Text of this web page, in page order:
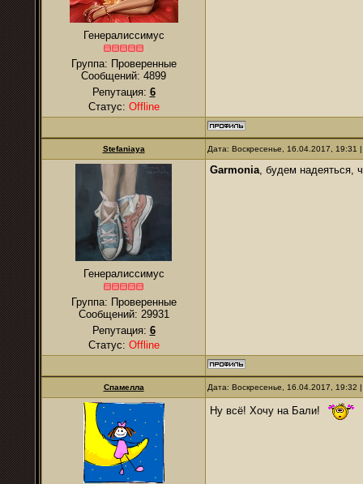
Генералиссимус
Группа: Проверенные
Сообщений: 4899
Репутация: 6
Статус: Offline
Stefaniaya Дата: Воскресенье, 16.04.2017,
Генералиссимус
Группа: Проверенные
Сообщений: 29931
Репутация: 6
Статус: Offline
Garmonia, будем надеяться,
Спамелла Дата: Воскресенье, 16.04.2017,
Ну всё! Хочу на Бали!